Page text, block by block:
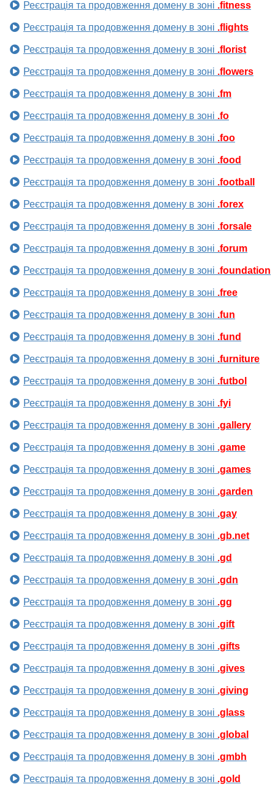
Реєстрація та продовження домену в зоні .fitness
Реєстрація та продовження домену в зоні .flights
Реєстрація та продовження домену в зоні .florist
Реєстрація та продовження домену в зоні .flowers
Реєстрація та продовження домену в зоні .fm
Реєстрація та продовження домену в зоні .fo
Реєстрація та продовження домену в зоні .foo
Реєстрація та продовження домену в зоні .food
Реєстрація та продовження домену в зоні .football
Реєстрація та продовження домену в зоні .forex
Реєстрація та продовження домену в зоні .forsale
Реєстрація та продовження домену в зоні .forum
Реєстрація та продовження домену в зоні .foundation
Реєстрація та продовження домену в зоні .free
Реєстрація та продовження домену в зоні .fun
Реєстрація та продовження домену в зоні .fund
Реєстрація та продовження домену в зоні .furniture
Реєстрація та продовження домену в зоні .futbol
Реєстрація та продовження домену в зоні .fyi
Реєстрація та продовження домену в зоні .gallery
Реєстрація та продовження домену в зоні .game
Реєстрація та продовження домену в зоні .games
Реєстрація та продовження домену в зоні .garden
Реєстрація та продовження домену в зоні .gay
Реєстрація та продовження домену в зоні .gb.net
Реєстрація та продовження домену в зоні .gd
Реєстрація та продовження домену в зоні .gdn
Реєстрація та продовження домену в зоні .gg
Реєстрація та продовження домену в зоні .gift
Реєстрація та продовження домену в зоні .gifts
Реєстрація та продовження домену в зоні .gives
Реєстрація та продовження домену в зоні .giving
Реєстрація та продовження домену в зоні .glass
Реєстрація та продовження домену в зоні .global
Реєстрація та продовження домену в зоні .gmbh
Реєстрація та продовження домену в зоні .gold